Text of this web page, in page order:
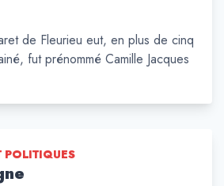
de Fleurieu eut, en plus de cinq
fut prénommé Camille Jacques
POLITIQUES